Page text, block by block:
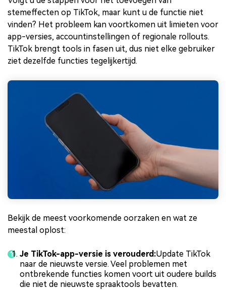
stemeffecten op TikTok, maar kunt u de functie niet
vinden? Het probleem kan voortkomen uit limieten voor
app-versies, accountinstellingen of regionale rollouts.
TikTok brengt tools in fasen uit, dus niet elke gebruiker
ziet dezelfde functies tegelijkertijd.
Bekijk de meest voorkomende oorzaken en wat ze
meestal oplost:
Je TikTok-app-versie is verouderd:Update TikTok
naar de nieuwste versie. Veel problemen met
ontbrekende functies komen voort uit oudere builds
die niet de nieuwste spraaktools bevatten.